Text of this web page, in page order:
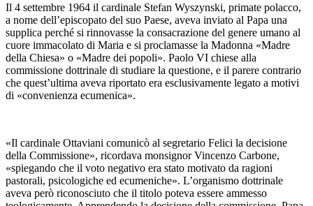
Il 4 settembre 1964 il cardinale Stefan Wyszynski, primate polacco,
a nome dell’episcopato del suo Paese, aveva inviato al Papa una
supplica perché si rinnovasse la consacrazione del genere umano al
cuore immacolato di Maria e si proclamasse la Madonna «Madre
della Chiesa» o «Madre dei popoli». Paolo VI chiese alla
commissione dottrinale di studiare la questione, e il parere contrario
che quest’ultima aveva riportato era esclusivamente legato a motivi
di «convenienza ecumenica».
«Il cardinale Ottaviani comunicò al segretario Felici la decisione
della Commissione», ricordava monsignor Vincenzo Carbone,
«spiegando che il voto negativo era stato motivato da ragioni
pastorali, psicologiche ed ecumeniche». L’organismo dottrinale
aveva però riconosciuto che il titolo poteva essere ammesso